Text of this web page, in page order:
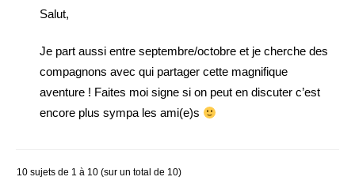
Salut,
Je part aussi entre septembre/octobre et je cherche des
compagnons avec qui partager cette magnifique
aventure ! Faites moi signe si on peut en discuter c’est
encore plus sympa les ami(e)s
10 sujets de 1 à 10 (sur un total de 10)